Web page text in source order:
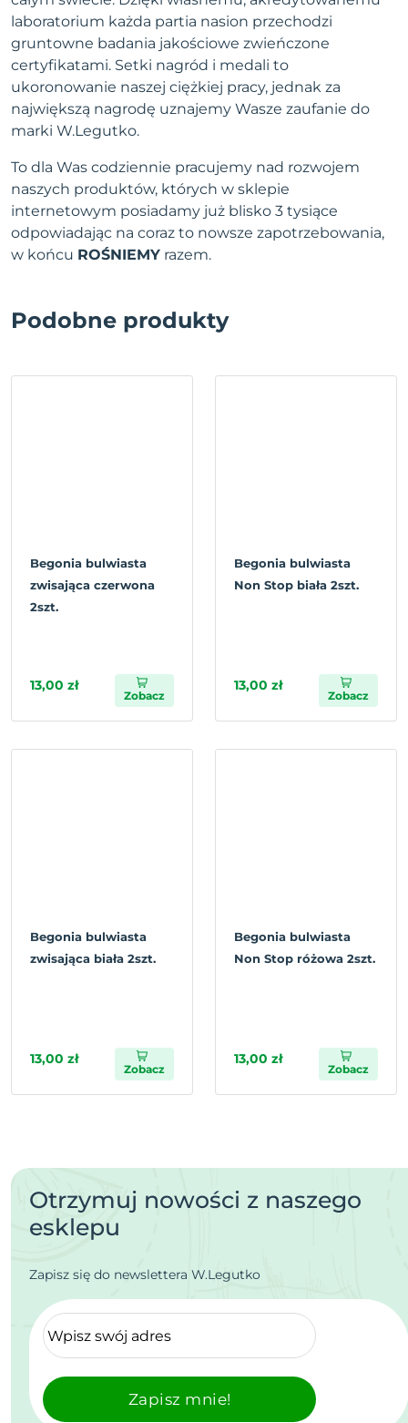
laboratorium każda partia nasion przechodzi
gruntowne badania jakościowe zwieńczone
certyfikatami. Setki nagród i medali to
ukoronowanie naszej ciężkiej pracy, jednak za
największą nagrodę uznajemy Wasze zaufanie do
marki W.Legutko.
To dla Was codziennie pracujemy nad rozwojem
naszych produktów, których w sklepie
internetowym posiadamy już blisko 3 tysiące
odpowiadając na coraz to nowsze zapotrzebowania,
w końcu ROŚNIEMY razem.
Podobne produkty
Begonia bulwiasta
zwisająca czerwona
2szt.
13,00 zł
Zobacz
Begonia bulwiasta
Non Stop biała 2szt.
13,00 zł
Zobacz
Begonia bulwiasta
zwisająca biała 2szt.
13,00 zł
Zobacz
Begonia bulwiasta
Non Stop różowa 2szt.
13,00 zł
Zobacz
Otrzymuj nowości z naszego
esklepu
Zapisz się do newslettera W.Legutko
Zapisz mnie!